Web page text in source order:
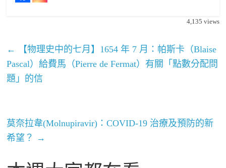
4,135 views
←
【物理史中的七月】1654 年 7 月：帕斯卡（Blaise
Pascal）給費馬（Pierre de Fermat）有關「點數分配問
題」的信
莫奈拉韋(Molnupiravir)：COVID-19 治療及預防的新
希望？ →